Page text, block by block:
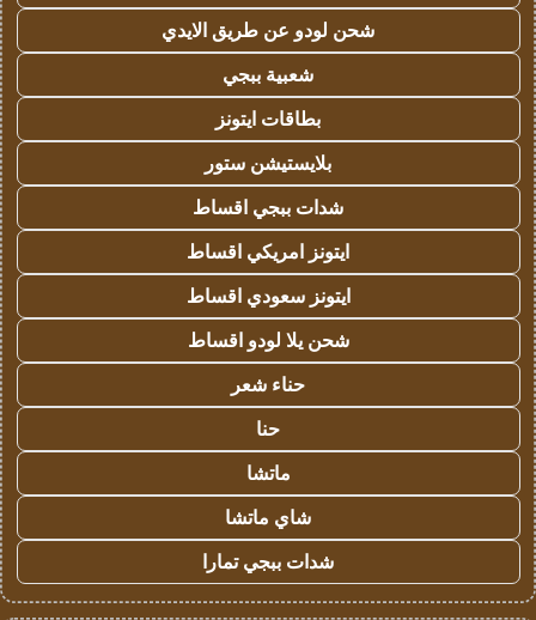
شحن لودو عن طريق الايدي
شعبية ببجي
بطاقات ايتونز
بلايستيشن ستور
شدات ببجي اقساط
ايتونز امريكي اقساط
ايتونز سعودي اقساط
شحن يلا لودو اقساط
حناء شعر
حنا
ماتشا
شاي ماتشا
شدات ببجي تمارا